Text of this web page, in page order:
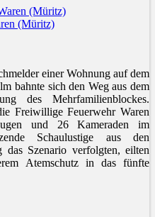
(Müritz)
einer Wohnung auf dem
bahnte sich den Weg aus dem
des Mehrfamilienblockes.
Freiwillige Feuerwehr Waren
und 26 Kameraden im
Schaulustige aus den
Szenario verfolgten, eilten
Atemschutz in das fünfte